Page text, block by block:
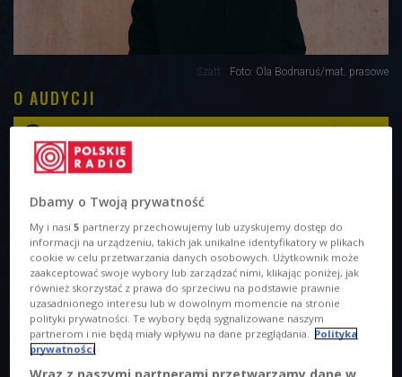
Szatt Foto: Ola Bodnaruś/mat. prasowe
O AUDYCJI
Tytuł
Prywatka Szatta, czyli wszystko będzie dobrze
Prowadzący
Kaczyńska Urszula
Szatt to producent działający przy wielu projektach
muzycznych już od ponad dekady. Współtworzy zespół
Kroki oraz podejmuje coraz to nowe kolaboracje z takimi
wykonawcami jak, chociażby Ralph Kamiński, Piotr Rogucki
Dbamy o Twoją prywatność
My i nasi5 partnerzy przechowujemy lub uzyskujemy dostęp do
informacji na urządzeniu, takich jak unikalne identyfikatory w plikach
cookie w celu przetwarzania danych osobowych. Użytkownik może
zaakceptować swoje wybory lub zarządzać nimi, klikając poniżej, jak
również skorzystać z prawa do sprzeciwu na podstawie prawnie
uzasadnionego interesu lub w dowolnym momencie na stronie
polityki prywatności. Te wybory będą sygnalizowane naszym
partnerom i nie będą miały wpływu na dane przeglądania. Polityka
prywatności